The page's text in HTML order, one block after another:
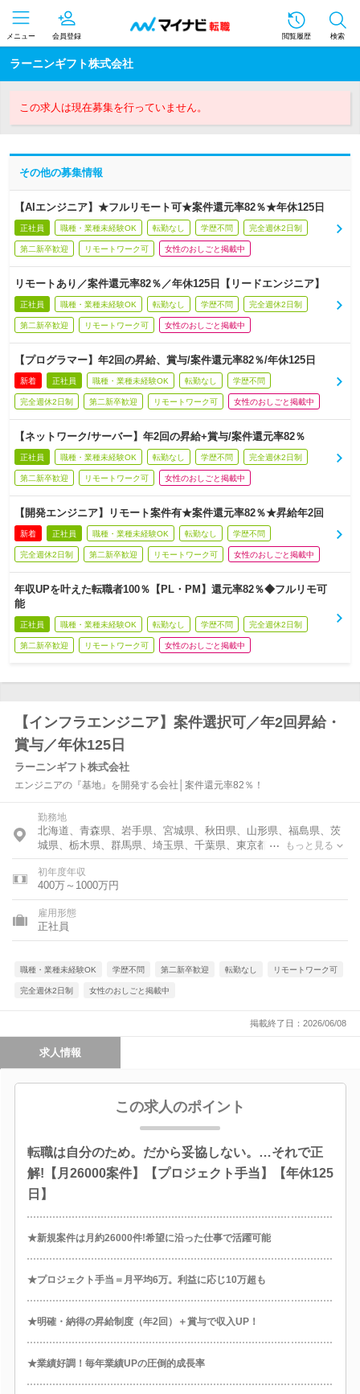
メニュー 会員登録 閲覧履歴 検索
ラーニンギフト株式会社
この求人は現在募集を行っていません。
その他の募集情報
【AIエンジニア】★フルリモート可★案件還元率82％★年休125日
正社員 職種・業種未経験OK 転勤なし 学歴不問 完全週休2日制
第二新卒歓迎 リモートワーク可 女性のおしごと掲載中
リモートあり／案件還元率82％／年休125日【リードエンジニア】
正社員 職種・業種未経験OK 転勤なし 学歴不問 完全週休2日制
第二新卒歓迎 リモートワーク可 女性のおしごと掲載中
【プログラマー】年2回の昇給、賞与/案件還元率82％/年休125日
新着 正社員 職種・業種未経験OK 転勤なし 学歴不問
完全週休2日制 第二新卒歓迎 リモートワーク可 女性のおしごと掲載中
【ネットワーク/サーバー】年2回の昇給+賞与/案件還元率82％
正社員 職種・業種未経験OK 転勤なし 学歴不問 完全週休2日制
第二新卒歓迎 リモートワーク可 女性のおしごと掲載中
【開発エンジニア】リモート案件有★案件還元率82％★昇給年2回
新着 正社員 職種・業種未経験OK 転勤なし 学歴不問
完全週休2日制 第二新卒歓迎 リモートワーク可 女性のおしごと掲載中
年収UPを叶えた転職者100％【PL・PM】還元率82％◆フルリモ可
能
正社員 職種・業種未経験OK 転勤なし 学歴不問 完全週休2日制
第二新卒歓迎 リモートワーク可 女性のおしごと掲載中
【インフラエンジニア】案件選択可／年2回昇給・
賞与／年休125日
ラーニンギフト株式会社
エンジニアの『基地』を開発する会社│案件還元率82％！
勤務地
北海道、青森県、岩手県、宮城県、秋田県、山形県、福島県、茨
城県、栃木県、群馬県、埼玉県、千葉県、東京都、神奈川県、富
山県、石川県、福井県、新潟県、山梨県、長野県、岐阜県、静岡
県、愛知県、三重県、滋賀県、京都府、大阪府、兵庫県、奈良
県、和歌山県、鳥取県、島根県、岡山県、広島県、山口県、徳島
県、香川県、愛媛県、高知県、福岡県、佐賀県、長崎県、熊本
県、大分県、宮崎県、鹿児島県、沖縄県
もっと見る
初年度年収
400万～1000万円
雇用形態
正社員
職種・業種未経験OK 学歴不問 第二新卒歓迎 転勤なし リモートワーク可
完全週休2日制 女性のおしごと掲載中
掲載終了日：2026/06/08
求人情報
この求人のポイント
転職は自分のため。だから妥協しない。…それで正
解!【月26000案件】【プロジェクト手当】【年休125
日】
★新規案件は月約26000件!希望に沿った仕事で活躍可能
★プロジェクト手当＝月平均6万。利益に応じ10万超も
★明確・納得の昇給制度（年2回）＋賞与で収入UP！
★業績好調！毎年業績UPの圧倒的成長率